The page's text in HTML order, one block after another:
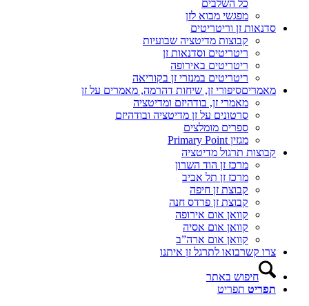
כל השלבים
מפגשי מבוא לזן
סדנאות זן וריטריטים
קבוצות מדיטציה שבועיות
ריטריטים וסדנאות זן
ריטריטים באירופה
ריטריטים במנזרי זן בקוריאה
מאמריםסיפורי זן, שיחות דהרמה, מאמרים על זן
מאמרי זן, בודהיזם ומדיטציה
סרטונים על זן מדיטציה ובודהיזם
ספרים מומלצים
מגזין Primary Point
קבוצות תרגול מדיטציה
מרכז זן הוד השרון
מרכז זן תל אביב
קבוצת זן חיפה
קבוצת זן פרדס חנה
קוואן אום אירופה
קוואן אום אסיה
קוואן אום ארה”ב
צרו קשרבואו לתרגל זן איתנו
חיפוש באתר
תפריט תפריט